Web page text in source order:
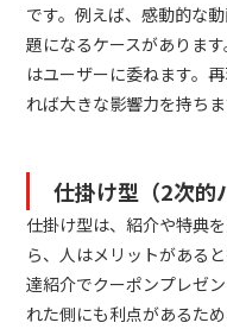
です。例えば、感動的な
題になるケースがありま
はユーザーに委ねます。
れば大きな影響力を持ちま
仕掛け型（2次的
仕掛け型は、紹介や特典
ら、人はメリットがある
達紹介でクーポンプレゼ
れた側にも利点があるた